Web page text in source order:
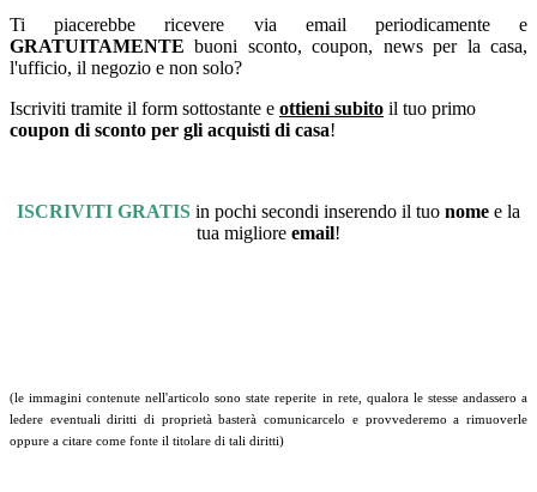
Ti piacerebbe ricevere via email periodicamente e
GRATUITAMENTE buoni sconto, coupon, news per la casa,
l'ufficio, il negozio e non solo?
Iscriviti tramite il form sottostante e ottieni subito il tuo primo
coupon di sconto per gli acquisti di casa!
ISCRIVITI GRATIS in pochi secondi inserendo il tuo nome e la
tua migliore email!
(le immagini contenute nell'articolo sono state reperite in rete, qualora le stesse andassero a
ledere eventuali diritti di proprietà basterà comunicarcelo e provvederemo a rimuoverle
oppure a citare come fonte il titolare di tali diritti)